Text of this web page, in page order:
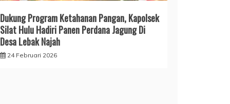
Dukung Program Ketahanan Pangan, Kapolsek
Silat Hulu Hadiri Panen Perdana Jagung Di
Desa Lebak Najah
24 Februari 2026